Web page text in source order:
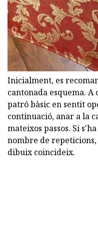
Inicialment, es
cantonada esquema.
patró bàsic en sentit
continuació, anar a la
mateixos passos. Si
nombre de
dibuix coincideix.